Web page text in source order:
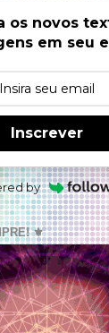
os novos
em seu
Inscrever
by
⚜️